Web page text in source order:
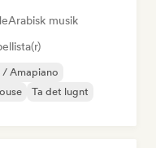
Arabisk musik
Amapiano
Ta det lugnt